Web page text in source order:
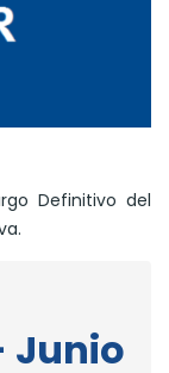
Definitivo del
Junio